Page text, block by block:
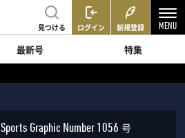
見つける ログイン 新規登録
最新号
特集
Sports Graphic Number 1056 号